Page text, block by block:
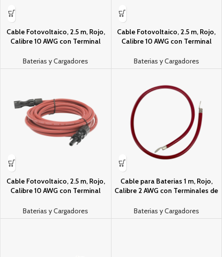
Cable Fotovoltaico, 2.5 m, Rojo,
Calibre 10 AWG con Terminal
Baterias y Cargadores
Cable Fotovoltaico, 2.5 m, Rojo,
Calibre 10 AWG con Terminal
Baterias y Cargadores
Cable Fotovoltaico, 2.5 m, Rojo,
Calibre 10 AWG con Terminal
Baterias y Cargadores
Cable para Bateri­as 1 m, Rojo,
Calibre 2 AWG con Terminales de
Baterias y Cargadores